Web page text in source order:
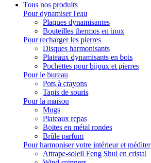
Tous nos produits
Pour dynamiser l'eau
Plaques dynamisantes
Bouteilles thermos en inox
Pour recharger les pierres
Disques harmonisants
Plateaux dynamisants en bois
Pochettes pour bijoux et pierres
Pour le bureau
Pots à crayons
Tapis de souris
Pour la maison
Mugs
Plateaux repas
Boites en métal rondes
Brûle parfum
Pour harmoniser votre intérieur et méditer
Attrape-soleil Feng Shui en cristal